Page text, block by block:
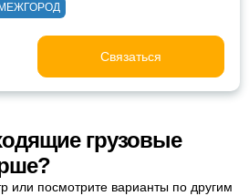
МЕЖГОРОД
Связаться
грузовые
или посмотрите варианты по другим